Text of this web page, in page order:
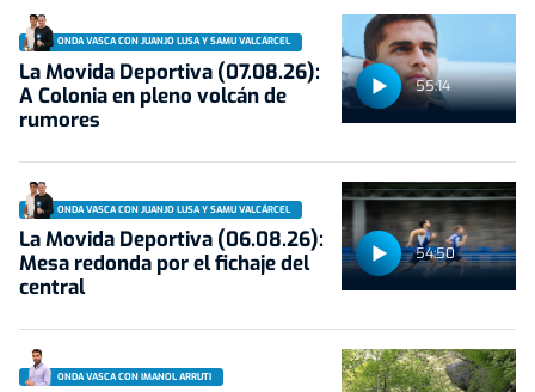
55:14
ONDA VASCA CON JUANJO LUSA Y SAMU VALCÁRCEL
La Movida Deportiva (07.08.26):
A Colonia en pleno volcán de
rumores
54:50
ONDA VASCA CON JUANJO LUSA Y SAMU VALCÁRCEL
La Movida Deportiva (06.08.26):
Mesa redonda por el fichaje del
central
ONDA VASCA CON IMANOL ARRUTI